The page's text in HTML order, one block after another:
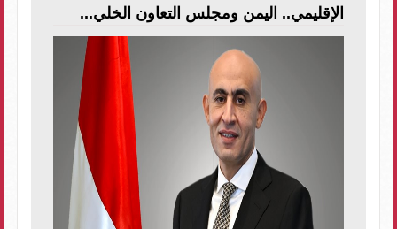
الإقليمي.. اليمن ومجلس التعاون الخلي...